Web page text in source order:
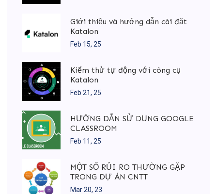
Giới thiệu và hướng dẫn cài đặt
Katalon
Feb 15, 25
Kiểm thử tự động với công cụ
Katalon
Feb 21, 25
HƯỚNG DẪN SỬ DỤNG GOOGLE
CLASSROOM
Feb 11, 25
MỘT SỐ RỦI RO THƯỜNG GẶP
TRONG DỰ ÁN CNTT
Mar 20, 23